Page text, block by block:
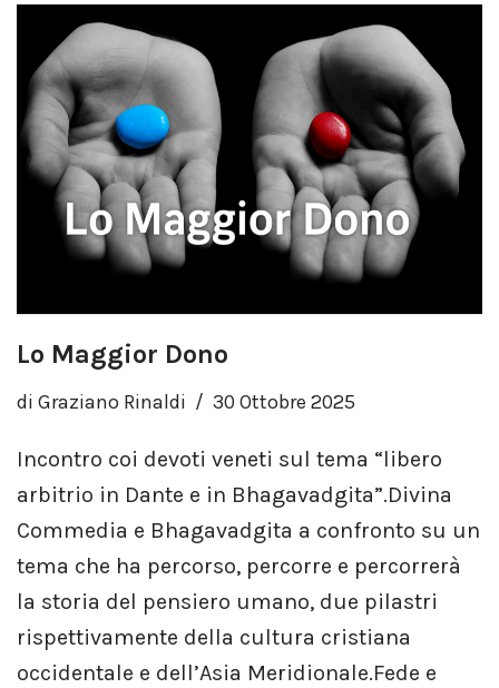
Lo Maggior Dono
di Graziano Rinaldi 30 Ottobre 2025
Incontro coi devoti veneti sul tema “libero
arbitrio in Dante e in Bhagavadgita”.Divina
Commedia e Bhagavadgita a confronto su un
tema che ha percorso, percorre e percorrerà
la storia del pensiero umano, due pilastri
rispettivamente della cultura cristiana
occidentale e dell’Asia Meridionale.Fede e